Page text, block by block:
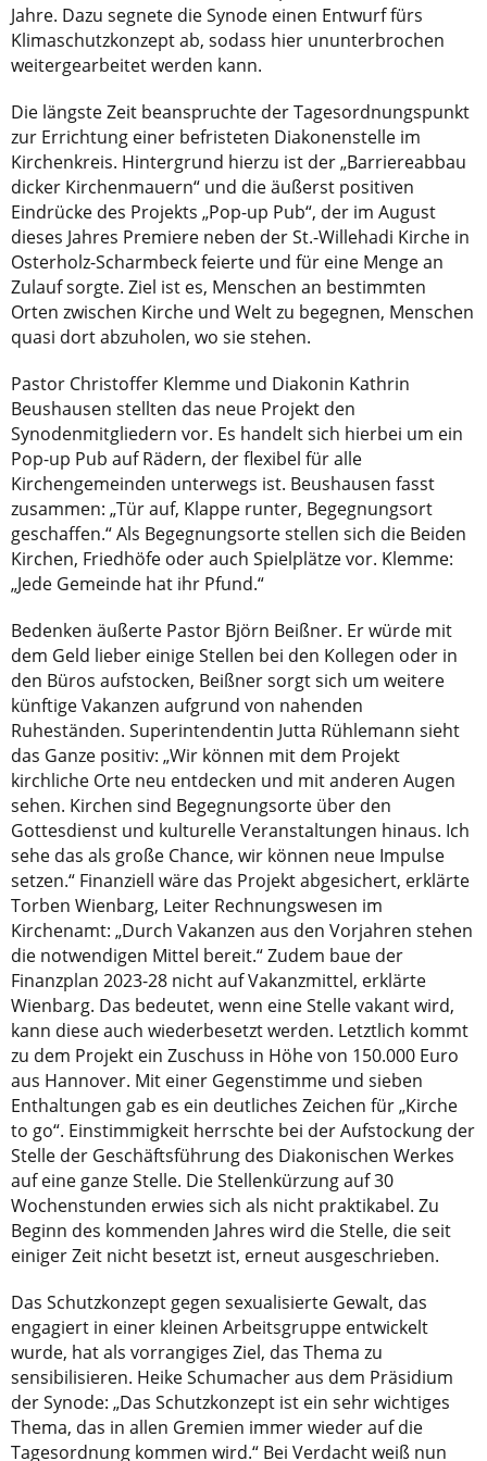
Jahre. Dazu segnete die Synode einen Entwurf fürs
Klimaschutzkonzept ab, sodass hier ununterbrochen
weitergearbeitet werden kann.
Die längste Zeit beanspruchte der Tagesordnungspunkt
zur Errichtung einer befristeten Diakonenstelle im
Kirchenkreis. Hintergrund hierzu ist der „Barriereabbau
dicker Kirchenmauern“ und die äußerst positiven
Eindrücke des Projekts „Pop-up Pub“, der im August
dieses Jahres Premiere neben der St.-Willehadi Kirche in
Osterholz-Scharmbeck feierte und für eine Menge an
Zulauf sorgte. Ziel ist es, Menschen an bestimmten
Orten zwischen Kirche und Welt zu begegnen, Menschen
quasi dort abzuholen, wo sie stehen.
Pastor Christoffer Klemme und Diakonin Kathrin
Beushausen stellten das neue Projekt den
Synodenmitgliedern vor. Es handelt sich hierbei um ein
Pop-up Pub auf Rädern, der flexibel für alle
Kirchengemeinden unterwegs ist. Beushausen fasst
zusammen: „Tür auf, Klappe runter, Begegnungsort
geschaffen.“ Als Begegnungsorte stellen sich die Beiden
Kirchen, Friedhöfe oder auch Spielplätze vor. Klemme:
„Jede Gemeinde hat ihr Pfund.“
Bedenken äußerte Pastor Björn Beißner. Er würde mit
dem Geld lieber einige Stellen bei den Kollegen oder in
den Büros aufstocken, Beißner sorgt sich um weitere
künftige Vakanzen aufgrund von nahenden
Ruheständen. Superintendentin Jutta Rühlemann sieht
das Ganze positiv: „Wir können mit dem Projekt
kirchliche Orte neu entdecken und mit anderen Augen
sehen. Kirchen sind Begegnungsorte über den
Gottesdienst und kulturelle Veranstaltungen hinaus. Ich
sehe das als große Chance, wir können neue Impulse
setzen.“ Finanziell wäre das Projekt abgesichert, erklärte
Torben Wienbarg, Leiter Rechnungswesen im
Kirchenamt: „Durch Vakanzen aus den Vorjahren stehen
die notwendigen Mittel bereit.“ Zudem baue der
Finanzplan 2023-28 nicht auf Vakanzmittel, erklärte
Wienbarg. Das bedeutet, wenn eine Stelle vakant wird,
kann diese auch wiederbesetzt werden. Letztlich kommt
zu dem Projekt ein Zuschuss in Höhe von 150.000 Euro
aus Hannover. Mit einer Gegenstimme und sieben
Enthaltungen gab es ein deutliches Zeichen für „Kirche
to go“. Einstimmigkeit herrschte bei der Aufstockung der
Stelle der Geschäftsführung des Diakonischen Werkes
auf eine ganze Stelle. Die Stellenkürzung auf 30
Wochenstunden erwies sich als nicht praktikabel. Zu
Beginn des kommenden Jahres wird die Stelle, die seit
einiger Zeit nicht besetzt ist, erneut ausgeschrieben.
Das Schutzkonzept gegen sexualisierte Gewalt, das
engagiert in einer kleinen Arbeitsgruppe entwickelt
wurde, hat als vorrangiges Ziel, das Thema zu
sensibilisieren. Heike Schumacher aus dem Präsidium
der Synode: „Das Schutzkonzept ist ein sehr wichtiges
Thema, das in allen Gremien immer wieder auf die
Tagesordnung kommen wird.“ Bei Verdacht weiß nun